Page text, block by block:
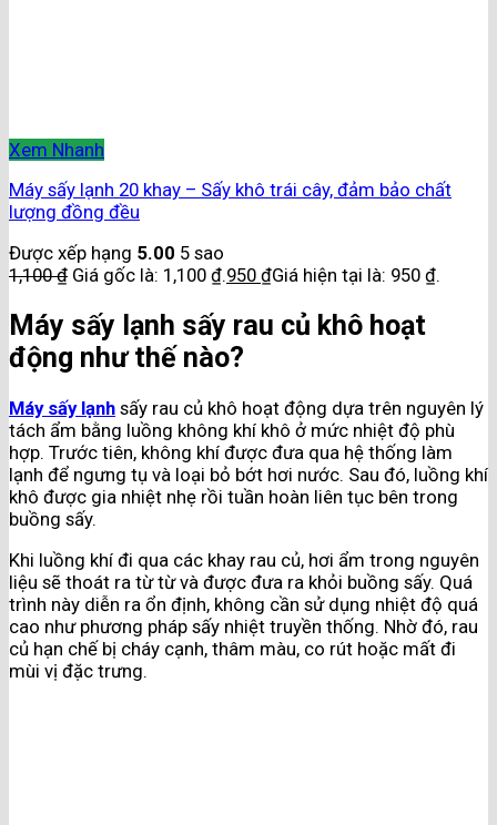
Xem Nhanh
Máy sấy lạnh 20 khay – Sấy khô trái cây, đảm bảo chất
lượng đồng đều
Được xếp hạng 5.00 5 sao
1,100₫ Giá gốc là: 1,100 ₫.950 ₫Giá hiện tại là: 950 ₫.
Máy sấy lạnh sấy rau củ khô hoạt
động như thế nào?
Máy sấy lạnh sấy rau củ khô hoạt động dựa trên nguyên lý
tách ẩm bằng luồng không khí khô ở mức nhiệt độ phù
hợp. Trước tiên, không khí được đưa qua hệ thống làm
lạnh để ngưng tụ và loại bỏ bớt hơi nước. Sau đó, luồng khí
khô được gia nhiệt nhẹ rồi tuần hoàn liên tục bên trong
buồng sấy.
Khi luồng khí đi qua các khay rau củ, hơi ẩm trong nguyên
liệu sẽ thoát ra từ từ và được đưa ra khỏi buồng sấy. Quá
trình này diễn ra ổn định, không cần sử dụng nhiệt độ quá
cao như phương pháp sấy nhiệt truyền thống. Nhờ đó, rau
củ hạn chế bị cháy cạnh, thâm màu, co rút hoặc mất đi
mùi vị đặc trưng.